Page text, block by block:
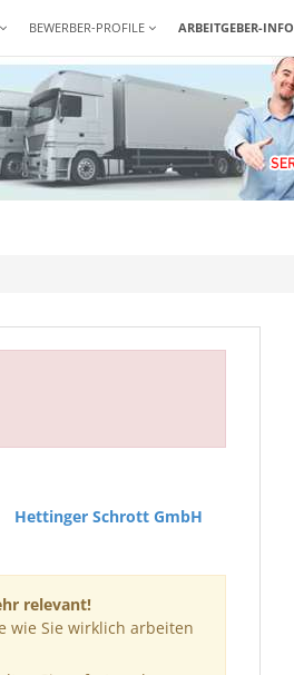
BEWERBER-PROFILE ARBEITGEBER-INFO
Hettinger Schrott GmbH
relevant!
wie Sie wirklich arbeiten